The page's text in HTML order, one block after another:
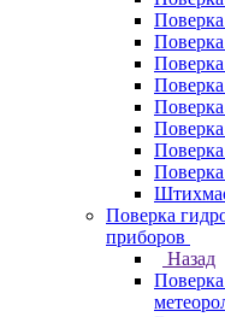
Поверка
приборов
Назад